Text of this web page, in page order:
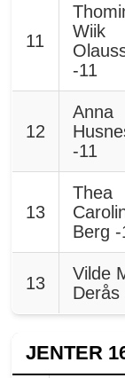
11
Wiik
-11
12
Anna
-11
13
Thea
Berg -
13
Vilde
Derås
JENTER